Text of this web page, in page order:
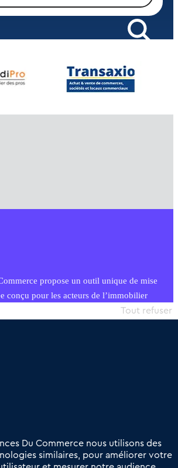
propose un outil unique de mise
conçu pour les acteurs de l’immobilier
territoriales, simple et intégrant
?
Du Commerce nous utilisons des
similaires, pour améliorer votre
Tout refuser